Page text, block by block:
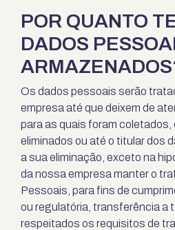
POR QUANTO
DADOS
Os dados pessoais serão
empresa até que deixem de
para as quais foram coletados,
eliminados ou até o titular dos
a sua eliminação, exceto na
da nossa empresa manter o
Pessoais, para fins de
ou regulatória, transferência a
respeitados os requisitos de